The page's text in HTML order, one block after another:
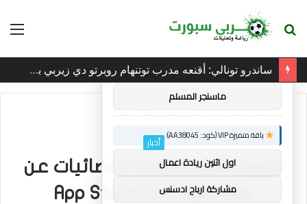
بحث
ساندرو تونالي: أقنعه مدرب توتنهام روبرتو دي زيربي بسرعة بالتوقيع
الرئيسية/أخبار
أخبار
تقرير شامل يعطيك إحصائيات عن
Google Play و App Store
توصيات :
باقة متميزة VIP (كود: AA26790):
ماسنجر المسلم
باقة متميزة VIP (كود: AA38045):
اول اثنين ريادة اعمال
مشاركة ارباح ادسنس